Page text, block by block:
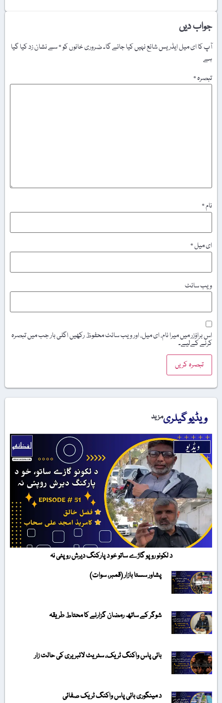
جواب دیں
آپ کا ای میل ایڈریس شائع نہیں کیا جائے گا۔ضروری خانوں کو*سے نشان زد کیا گیا
ہے
تبصرہ*
نام*
ای میل*
ویب‌ سائٹ
اس براؤزر میں میرا نام، ای میل، اور ویب سائٹ محفوظ رکھیں اگلی بار جب میں تبصرہ
کرنے کےلیے۔
ویڈیو گیلریمزید
د لکونو روپو گاڑے ساتو خو د پارکنگ دیرش روپئی نہ
پشاور سستا بازار (قمبر، سوات)
شوگر کے ساتھ رمضان گزارنے کا محتاط طریقہ
بائی پاس واکنگ ٹریک، سٹریٹ لائبریری کی حالت زار
د مینگوری بائی پاس واکنگ ٹریک صفائی